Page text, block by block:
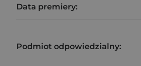
Data premiery:
Podmiot odpowiedzialny: